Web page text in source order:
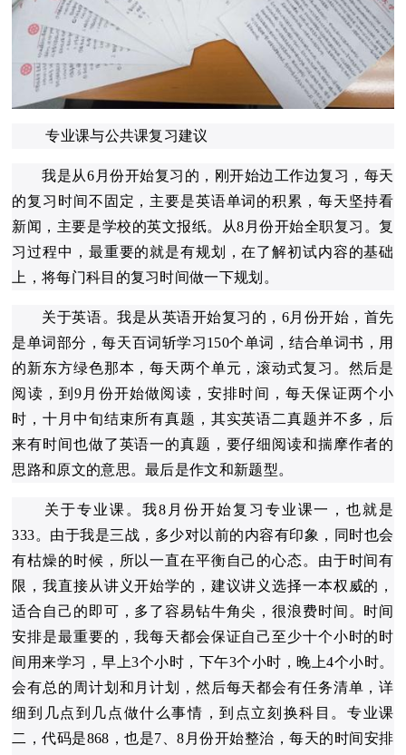
专业课与公共课复习建议
我是从6月份开始复习的，刚开始边工作边复习，每天
的复习时间不固定，主要是英语单词的积累，每天坚持看
新闻，主要是学校的英文报纸。从8月份开始全职复习。复
习过程中，最重要的就是有规划，在了解初试内容的基础
上，将每门科目的复习时间做一下规划。
关于英语。我是从英语开始复习的，6月份开始，首先
是单词部分，每天百词斩学习150个单词，结合单词书，用
的新东方绿色那本，每天两个单元，滚动式复习。然后是
阅读，到9月份开始做阅读，安排时间，每天保证两个小
时，十月中旬结束所有真题，其实英语二真题并不多，后
来有时间也做了英语一的真题，要仔细阅读和揣摩作者的
思路和原文的意思。最后是作文和新题型。
关于专业课。我8月份开始复习专业课一，也就是
333。由于我是三战，多少对以前的内容有印象，同时也会
有枯燥的时候，所以一直在平衡自己的心态。由于时间有
限，我直接从讲义开始学的，建议讲义选择一本权威的，
适合自己的即可，多了容易钻牛角尖，很浪费时间。时间
安排是最重要的，我每天都会保证自己至少十个小时的时
间用来学习，早上3个小时，下午3个小时，晚上4个小时。
会有总的周计划和月计划，然后每天都会有任务清单，详
细到几点到几点做什么事情，到点立刻换科目。专业课
二，代码是868，也是7、8月份开始整治，每天的时间安排